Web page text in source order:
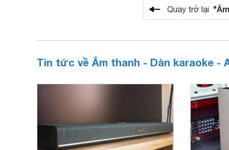
Quay trở lại
Tin tức về Âm thanh - Dàn karaoke -